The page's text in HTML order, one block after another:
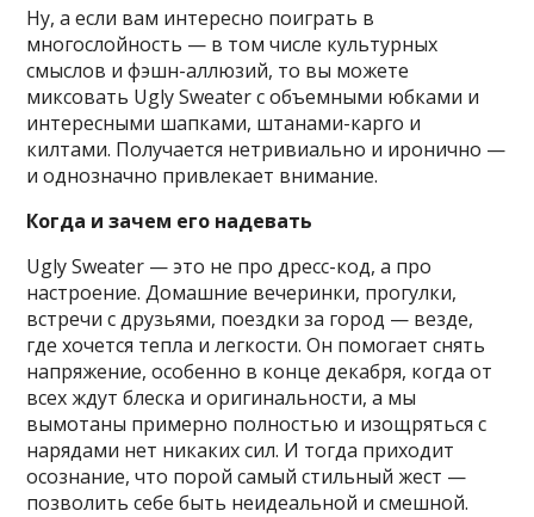
Ну, а если вам интересно поиграть в
многослойность — в том числе культурных
смыслов и фэшн-аллюзий, то вы можете
миксовать Ugly Sweater с объемными юбками и
интересными шапками, штанами-карго и
килтами. Получается нетривиально и иронично —
и однозначно привлекает внимание.
Когда и зачем его надевать
Ugly Sweater — это не про дресс-код, а про
настроение. Домашние вечеринки, прогулки,
встречи с друзьями, поездки за город — везде,
где хочется тепла и легкости. Он помогает снять
напряжение, особенно в конце декабря, когда от
всех ждут блеска и оригинальности, а мы
вымотаны примерно полностью и изощряться с
нарядами нет никаких сил. И тогда приходит
осознание, что порой самый стильный жест —
позволить себе быть неидеальной и смешной.